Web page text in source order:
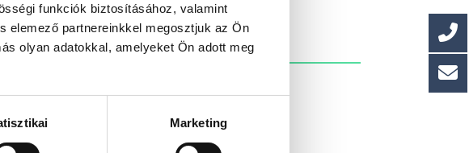
funkciók biztosításához, valamint
elemező partnereinkkel megosztjuk az Ön
olyan adatokkal, amelyeket Ön adott meg
Marketing